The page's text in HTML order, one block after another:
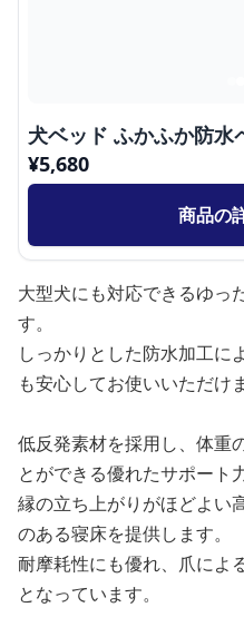
犬ベッド ふかふか防水
¥5,680
商品の
大型犬にも対応できるゆっ
す。
しっかりとした防水加工に
も安心してお使いいただけ
低反発素材を採用し、体重
とができる優れたサポート
縁の立ち上がりがほどよい
のある寝床を提供します。
耐摩耗性にも優れ、爪によ
となっています。